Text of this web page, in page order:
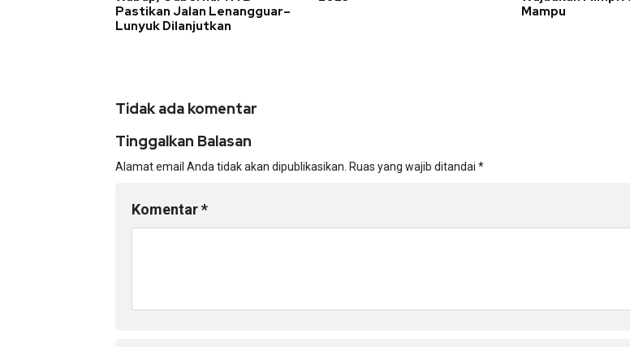
Pastikan Jalan Lenangguar–
Lunyuk Dilanjutkan
Mampu
Tidak ada komentar
Tinggalkan Balasan
Alamat email Anda tidak akan dipublikasikan. Ruas yang wajib ditandai *
Komentar*